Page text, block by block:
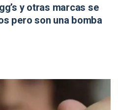
y otras marcas se
pero son una bomba